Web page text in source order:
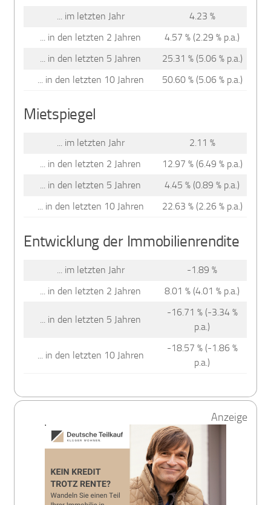
... im letzten Jahr
4.23 %
... in den letzten 2 Jahren
4.57 % (2.29 % p.a.)
... in den letzten 5 Jahren
25.31 % (5.06 % p.a.)
... in den letzten 10 Jahren
50.60 % (5.06 % p.a.)
Mietspiegel
... im letzten Jahr
2.11 %
... in den letzten 2 Jahren
12.97 % (6.49 % p.a.)
... in den letzten 5 Jahren
4.45 % (0.89 % p.a.)
... in den letzten 10 Jahren
22.63 % (2.26 % p.a.)
Entwicklung der Immobilienrendite
... im letzten Jahr
-1.89 %
... in den letzten 2 Jahren
8.01 % (4.01 % p.a.)
... in den letzten 5 Jahren
-16.71 % (-3.34 %
p.a.)
... in den letzten 10 Jahren
-18.57 % (-1.86 %
p.a.)
Anzeige